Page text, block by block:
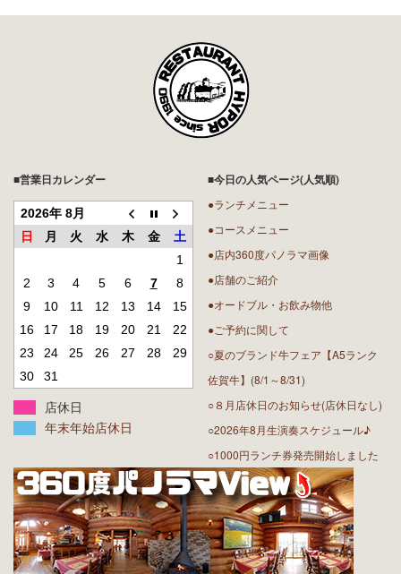
■営業日カレンダー
2026年 8月
日
月 火 水 木 金
土
1
2
3 4 5 6 7
8
9
10 11 12 13 14
15
16
17 18 19 20 21
22
23
24 25 26 27 28
29
30
31
店休日
年末年始店休日
■今日の人気ページ(人気順)
●ランチメニュー
●コースメニュー
●店内360度パノラマ画像
●店舗のご紹介
●オードブル・お飲み物他
●ご予約に関して
○夏のブランド牛フェア【A5ランク
佐賀牛】(8/1～8/31)
○８月店休日のお知らせ(店休日なし)
○2026年8月生演奏スケジュール♪
○1000円ランチ券発売開始しました